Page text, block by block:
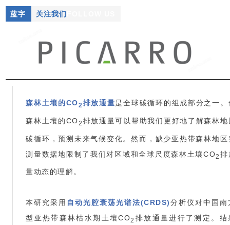
蓝字 关注我们
森林土壤的CO2 排放通量是全球碳循环的组成部分之一。
森林土壤的CO2 排放通量可以帮助我们更好地了解森林地
碳循环，预测未来气候变化。然而，缺少亚热带森林地区
测量数据地限制了我们对区域和全球尺度森林土壤CO2 排
量动态的理解。
本研究采用 自动光腔衰荡光谱法(CRDS)分析仪对中国南
型亚热带森林枯水期土壤CO2 排放通量进行了测定。结